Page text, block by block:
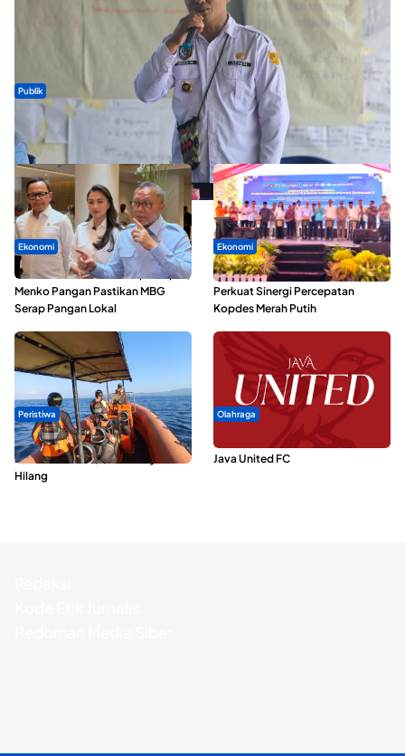
Publik
ABDESI Morotai Apresiasi Penyaluran ADD Rp3,13 Miliar untuk
88 Desa
Ekonomi
SPPG di Maluku Utara Dipercepat,
Menko Pangan Pastikan MBG
Serap Pangan Lokal
Ekonomi
Seminar di Ternate, Mendes
Perkuat Sinergi Percepatan
Kopdes Merah Putih
Peristiwa
Dua Longboat Bertabrakan di
Perairan Taliabu, Satu Nelayan
Hilang
Olahraga
Dari Malut United Berubah Jadi
Java United FC